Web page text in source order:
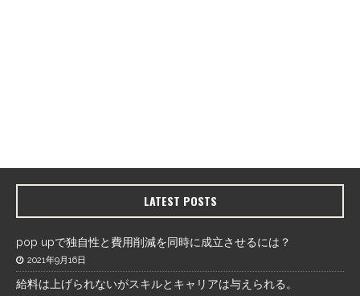
LATEST POSTS
pop upで独自性と費用削減を同時に成立させるには？
2021年9月16日
給料は上げられないがスキルとキャリアは与えられる。